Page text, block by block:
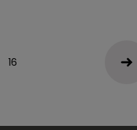
16